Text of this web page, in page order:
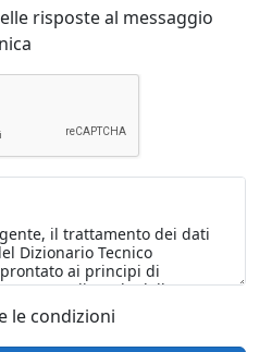
risposte al messaggio
le condizioni